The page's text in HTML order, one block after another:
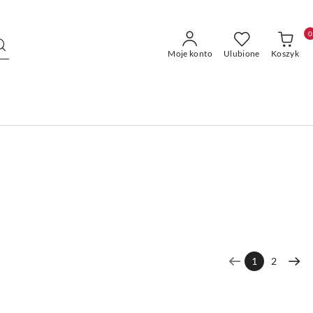
Moje konto Ulubione Koszyk
0
1 2